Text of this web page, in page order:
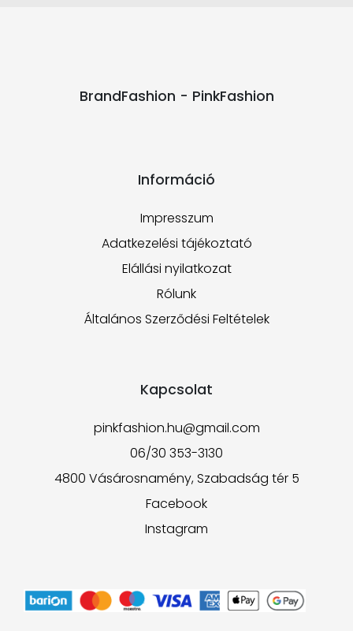
BrandFashion - PinkFashion
Információ
Impresszum
Adatkezelési tájékoztató
Elállási nyilatkozat
Rólunk
Általános Szerződési Feltételek
Kapcsolat
pinkfashion.hu@gmail.com
06/30 353-3130
4800 Vásárosnamény, Szabadság tér 5
Facebook
Instagram